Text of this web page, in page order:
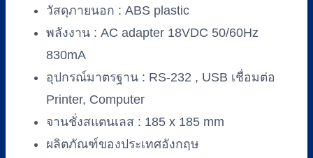
วัสดุภายนอก : ABS plastic
พลังงาน : AC adapter 18VDC 50/60Hz
830mA
อุปกรณ์มาตรฐาน : RS-232 , USB เชื่อมต่อ
Printer, Computer
จานชั่งสแตนเลส : 185 x 185 mm
ผลิตภัณฑ์ของประเทศอังกฤษ